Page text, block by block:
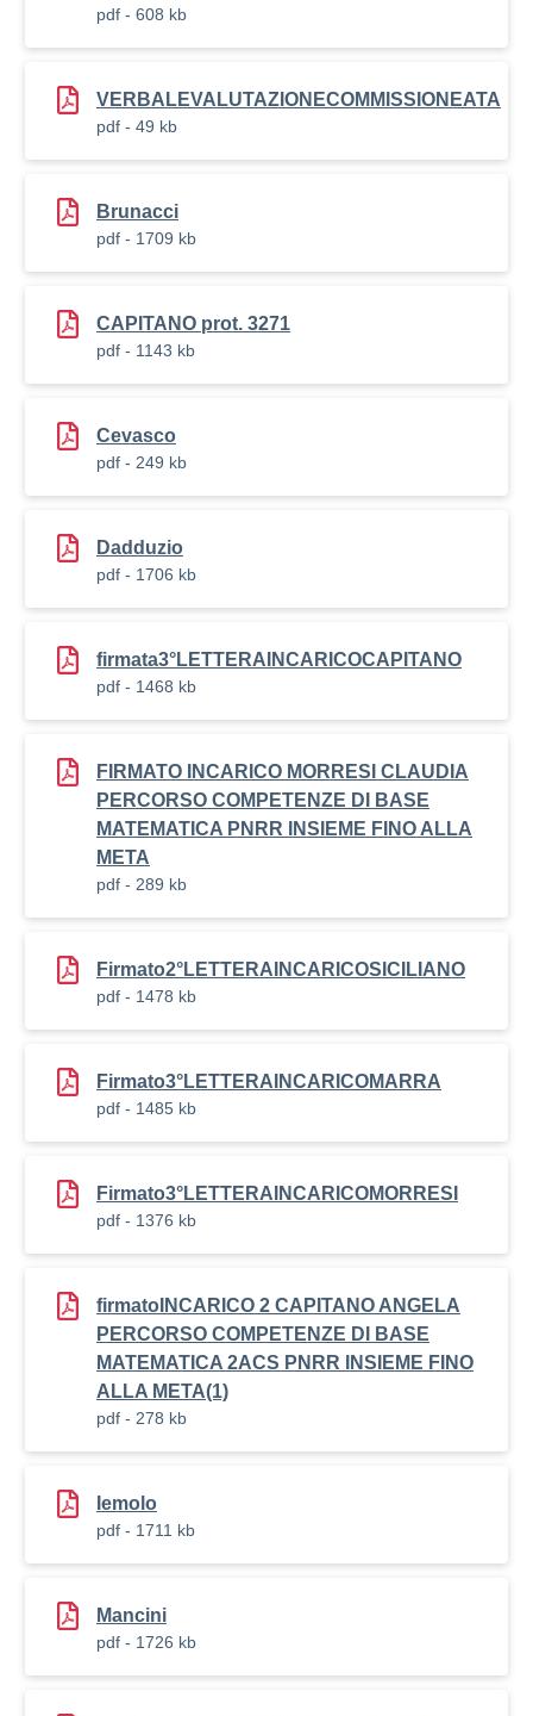
pdf - 608 kb
VERBALEVALUTAZIONECOMMISSIONEATA
pdf - 49 kb
Brunacci
pdf - 1709 kb
CAPITANO prot. 3271
pdf - 1143 kb
Cevasco
pdf - 249 kb
Dadduzio
pdf - 1706 kb
firmata3°LETTERAINCARICOCAPITANO
pdf - 1468 kb
FIRMATO INCARICO MORRESI CLAUDIA
PERCORSO COMPETENZE DI BASE
MATEMATICA PNRR INSIEME FINO ALLA
META
pdf - 289 kb
Firmato2°LETTERAINCARICOSICILIANO
pdf - 1478 kb
Firmato3°LETTERAINCARICOMARRA
pdf - 1485 kb
Firmato3°LETTERAINCARICOMORRESI
pdf - 1376 kb
firmatoINCARICO 2 CAPITANO ANGELA
PERCORSO COMPETENZE DI BASE
MATEMATICA 2ACS PNRR INSIEME FINO
ALLA META(1)
pdf - 278 kb
Iemolo
pdf - 1711 kb
Mancini
pdf - 1726 kb